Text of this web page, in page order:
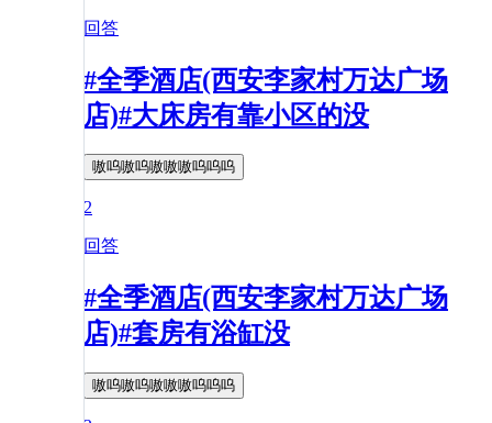
回答
#全季酒店(西安李家村万达广场
店)#大床房有靠小区的没
嗷呜嗷呜嗷嗷嗷呜呜呜
2
回答
#全季酒店(西安李家村万达广场
店)#套房有浴缸没
嗷呜嗷呜嗷嗷嗷呜呜呜